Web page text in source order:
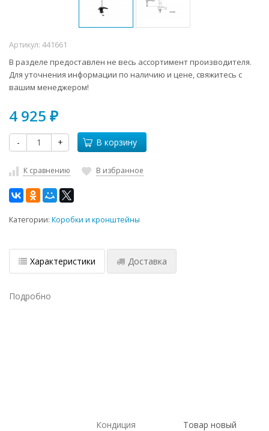
Артикул: 441661
В разделе предоставлен не весь ассортимент производителя.
Для уточнения информации по наличию и цене, свяжитесь с
вашим менеджером!
4 925 ₽
- + В корзину
К сравнению В избранное
Категории: Коробки и кронштейны
Характеристики Доставка
Подробно
Кондиция
Товар новый